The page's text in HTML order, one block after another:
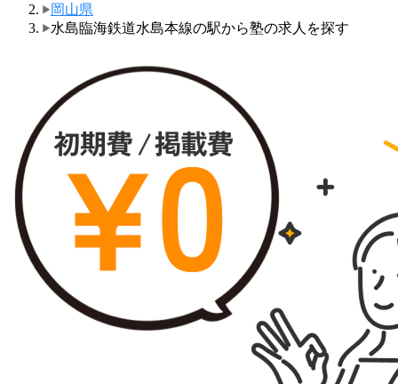
岡山県
水島臨海鉄道水島本線の駅から塾の求人を探す